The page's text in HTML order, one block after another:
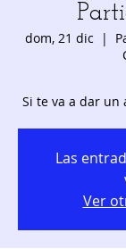
dom, 21 dic
  |
Si te va a dar un
Las
Ver